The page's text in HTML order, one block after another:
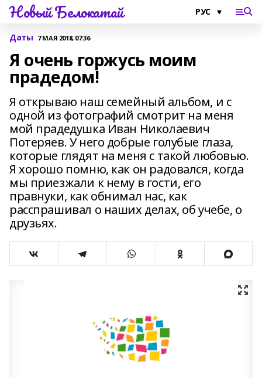
Новый Белокатай
Даты 7 МАЯ 2018, 07:36
Я очень горжусь моим
прадедом!
Я открываю наш семейный альбом, и с
одной из фотографий смотрит на меня
мой прадедушка Иван Николаевич
Потеряев. У него добрые голубые глаза,
которые глядят на меня с такой любовью.
Я хорошо помню, как он радовался, когда
мы приезжали к нему в гости, его
правнуки, как обнимал нас, как
расспрашивал о наших делах, об учебе, о
друзьях.